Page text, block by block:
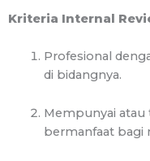
Kriteria Internal
Profesional
di bidangnya.
Mempunyai atau
bermanfaat bagi